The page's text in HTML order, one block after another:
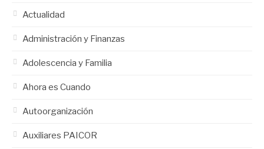
Actualidad
Administración y Finanzas
Adolescencia y Familia
Ahora es Cuando
Autoorganización
Auxiliares PAICOR